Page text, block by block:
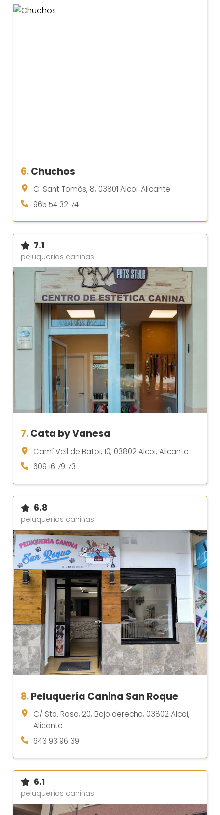
6.Chuchos
C. Sant Tomàs, 8, 03801 Alcoi, Alicante
965 54 32 74
7.1
peluquerías caninas
7.Cata by Vanesa
Camí Vell de Batoi, 10, 03802 Alcoi, Alicante
609 16 79 73
6.8
peluquerías caninas
8.Peluquería Canina San Roque
C/ Sta. Rosa, 20, Bajo derecho, 03802 Alcoi,
Alicante
643 93 96 39
6.1
peluquerías caninas